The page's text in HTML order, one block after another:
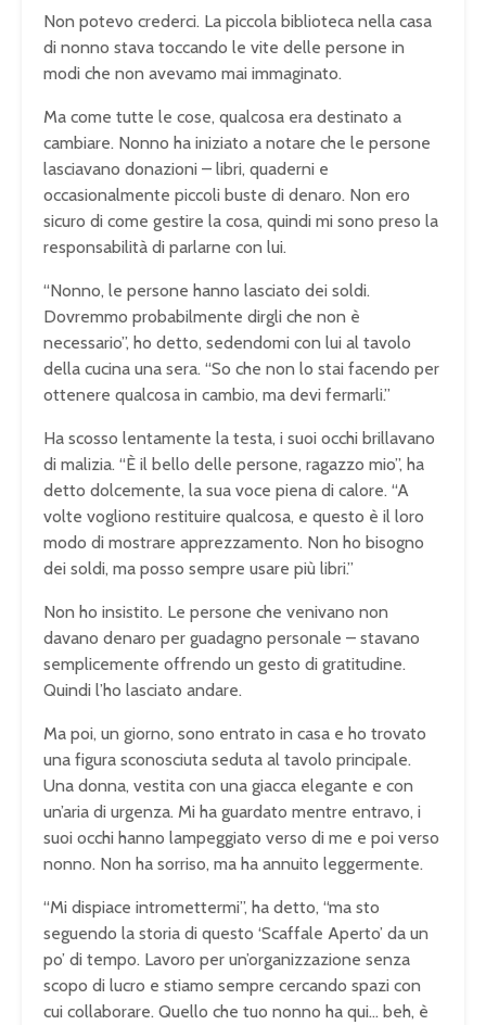
Non potevo crederci. La piccola biblioteca nella casa
di nonno stava toccando le vite delle persone in
modi che non avevamo mai immaginato.
Ma come tutte le cose, qualcosa era destinato a
cambiare. Nonno ha iniziato a notare che le persone
lasciavano donazioni – libri, quaderni e
occasionalmente piccoli buste di denaro. Non ero
sicuro di come gestire la cosa, quindi mi sono preso la
responsabilità di parlarne con lui.
“Nonno, le persone hanno lasciato dei soldi.
Dovremmo probabilmente dirgli che non è
necessario”, ho detto, sedendomi con lui al tavolo
della cucina una sera. “So che non lo stai facendo per
ottenere qualcosa in cambio, ma devi fermarli.”
Ha scosso lentamente la testa, i suoi occhi brillavano
di malizia. “È il bello delle persone, ragazzo mio”, ha
detto dolcemente, la sua voce piena di calore. “A
volte vogliono restituire qualcosa, e questo è il loro
modo di mostrare apprezzamento. Non ho bisogno
dei soldi, ma posso sempre usare più libri.”
Non ho insistito. Le persone che venivano non
davano denaro per guadagno personale – stavano
semplicemente offrendo un gesto di gratitudine.
Quindi l’ho lasciato andare.
Ma poi, un giorno, sono entrato in casa e ho trovato
una figura sconosciuta seduta al tavolo principale.
Una donna, vestita con una giacca elegante e con
un’aria di urgenza. Mi ha guardato mentre entravo, i
suoi occhi hanno lampeggiato verso di me e poi verso
nonno. Non ha sorriso, ma ha annuito leggermente.
“Mi dispiace intromettermi”, ha detto, “ma sto
seguendo la storia di questo ‘Scaffale Aperto’ da un
po’ di tempo. Lavoro per un’organizzazione senza
scopo di lucro e stiamo sempre cercando spazi con
cui collaborare. Quello che tuo nonno ha qui… beh, è